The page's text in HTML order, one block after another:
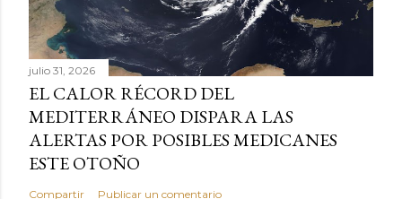
julio 31, 2026
EL CALOR RÉCORD DEL
MEDITERRÁNEO DISPARA LAS
ALERTAS POR POSIBLES MEDICANES
ESTE OTOÑO
Compartir Publicar un comentario